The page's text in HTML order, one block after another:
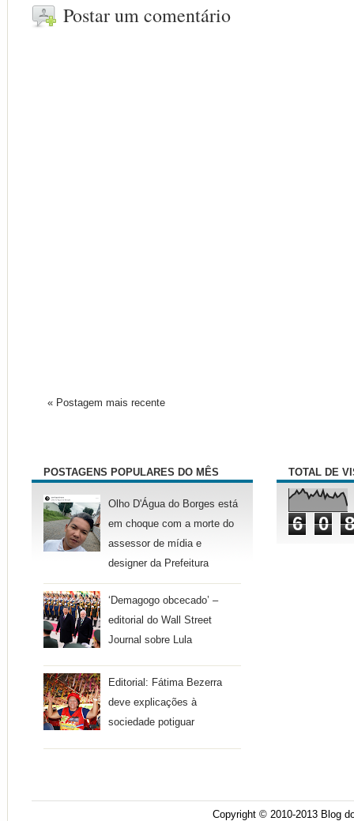
Postar um comentário
« Postagem mais recente
POSTAGENS POPULARES DO MÊS
Olho D'Água do Borges está
em choque com a morte do
assessor de mídia e
designer da Prefeitura
‘Demagogo obcecado’ –
editorial do Wall Street
Journal sobre Lula
Editorial: Fátima Bezerra
deve explicações à
sociedade potiguar
TOTAL DE
6 0 8
Copyright © 2010-2013 Blog